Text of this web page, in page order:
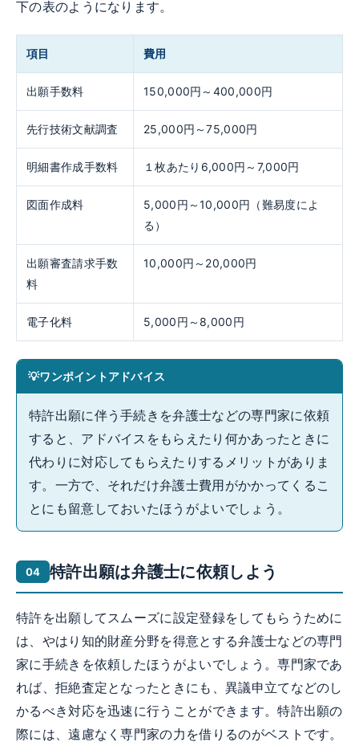
下の表のようになります。
項目 費用
出願手数料 150,000円～400,000円
先行技術文献調査 25,000円～75,000円
明細書作成手数料 １枚あたり6,000円～7,000円
図面作成料
5,000円～10,000円（難易度によ
る）
出願審査請求手数
料
10,000円～20,000円
電子化料 5,000円～8,000円
ワンポイントアドバイス
特許出願に伴う手続きを弁護士などの専門家に依頼
すると、アドバイスをもらえたり何かあったときに
代わりに対応してもらえたりするメリットがありま
す。一方で、それだけ弁護士費用がかかってくるこ
とにも留意しておいたほうがよいでしょう。
特許出願は弁護士に依頼しよう
特許を出願してスムーズに設定登録をしてもらうために
は、やはり知的財産分野を得意とする弁護士などの専門
家に手続きを依頼したほうがよいでしょう。専門家であ
れば、拒絶査定となったときにも、異議申立てなどのし
かるべき対応を迅速に行うことができます。特許出願の
際には、遠慮なく専門家の力を借りるのがベストです。